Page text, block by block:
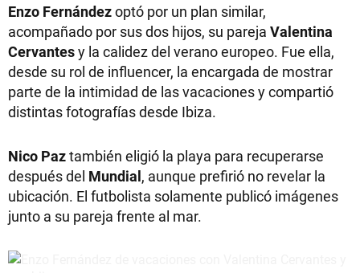
Enzo Fernándezoptó por un plan similar,
acompañado por sus dos hijos, su pareja Valentina
Cervantesy la calidez del verano europeo. Fue ella,
desde su rol de influencer, la encargada de mostrar
parte de la intimidad de las vacaciones y compartió
distintas fotografías desde Ibiza.
Nico Paztambién eligió la playa para recuperarse
después del Mundial, aunque prefirió no revelar la
ubicación. El futbolista solamente publicó imágenes
junto a su pareja frente al mar.